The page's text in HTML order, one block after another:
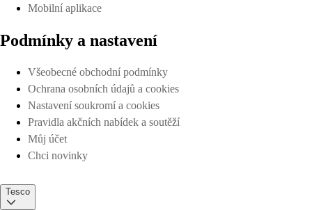
Mobilní aplikace
Podmínky a nastavení
Všeobecné obchodní podmínky
Ochrana osobních údajů a cookies
Nastavení soukromí a cookies
Pravidla akčních nabídek a soutěží
Můj účet
Chci novinky
Tesco